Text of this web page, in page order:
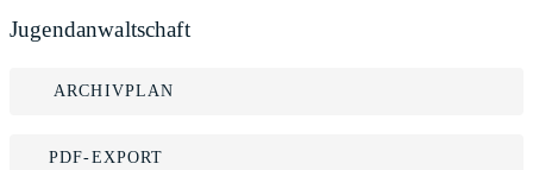
Jugendanwaltschaft
ARCHIVPLAN
PDF-EXPORT